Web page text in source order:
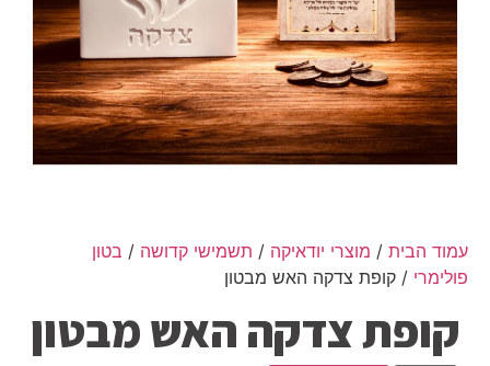
עמוד הבית / מוצרי יודאיקה / תשמישי קדושה / בטון
פולימרי / קופת צדקה האש מבטון
קופת צדקה האש מבטון